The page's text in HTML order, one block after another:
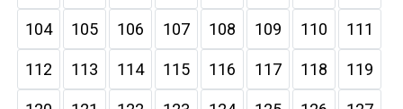
104 105 106 107 108 109 110 111
112 113 114 115 116 117 118 119